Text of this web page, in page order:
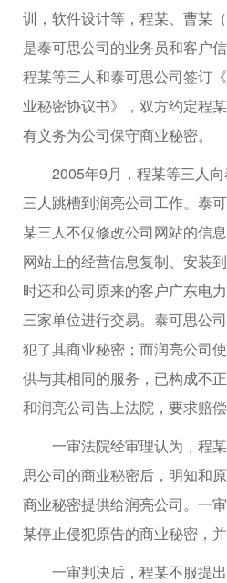
训，软件设计等，程某、曹某
是泰可思公司的业务员和客户
程某等三人和泰可思公司签订
业秘密协议书》，双方约定程
有义务为公司保守商业秘密。
2005年9月，程某等三人向
三人跳槽到润亮公司工作。泰
某三人不仅修改公司网站的信
网站上的经营信息复制、安装
时还和公司原来的客户广东电
三家单位进行交易。泰可思公
犯了其商业秘密；而润亮公司
供与其相同的服务，已构成不
和润亮公司告上法院，要求赔偿
一审法院经审理认为，程某
思公司的商业秘密后，明知和
商业秘密提供给润亮公司。一
某停止侵犯原告的商业秘密，并
一审判决后，程某不服提出